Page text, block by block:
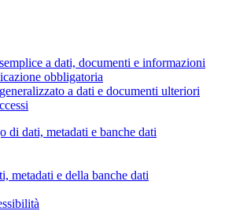
a dati, documenti e informazioni
obbligatoria
a dati e documenti ulteriori
di dati, metadati e banche dati
metadati e della banche dati